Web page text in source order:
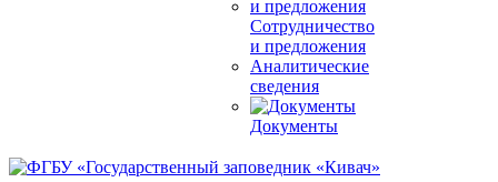
Сотрудничество
и предложения
Аналитические
сведения
Документы